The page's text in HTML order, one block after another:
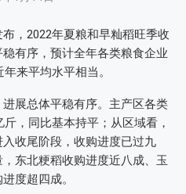
，2022年夏粮和早籼稻旺季收
有序，预计全年各类粮食企业
来平均水平相当。
展总体平稳有序。主产区各类
，同比基本持平；从区域看，
收尾阶段，收购进度已过九
东北粳稻收购进度近八成、玉
度超四成。